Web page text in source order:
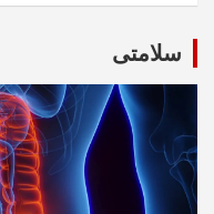
سلامتی